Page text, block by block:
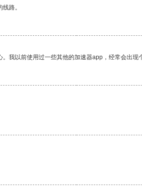
路。
我以前使用过一些其他的加速器app，经常会出现